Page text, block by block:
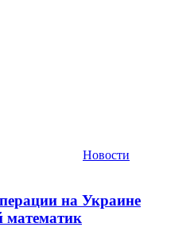
Новости
на Украине
математик